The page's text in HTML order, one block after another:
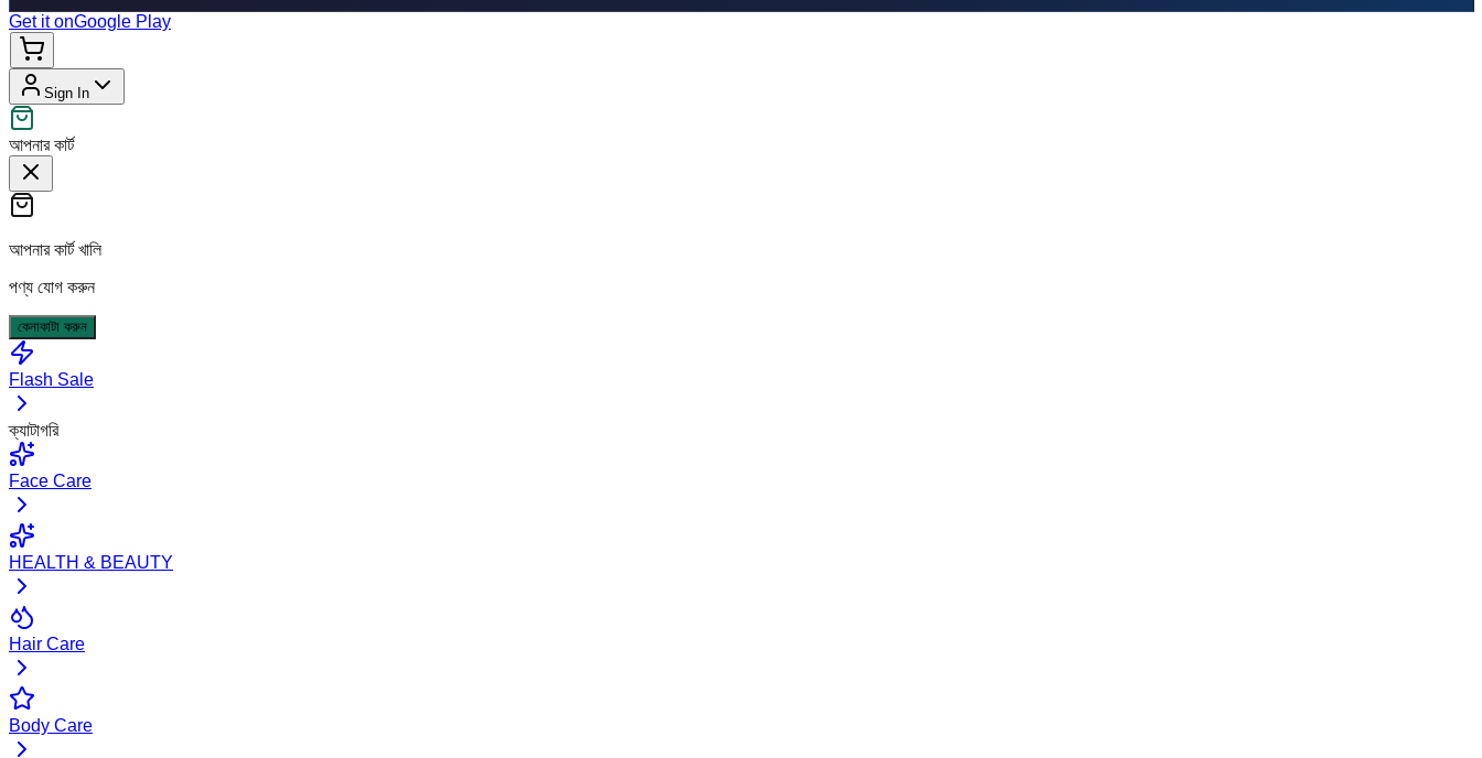
Get it onGoogle Play
Sign In
আপনার কার্ট
আপনার কার্ট খালি
পণ্য যোগ করুন
কেনাকাটা করুন
Flash Sale
ক্যাটাগরি
Face Care
HEALTH & BEAUTY
Hair Care
Body Care